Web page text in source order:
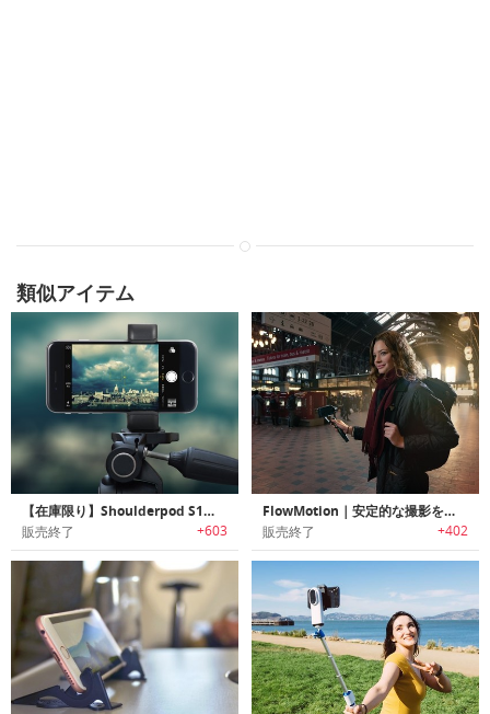
類似アイテム
【在庫限り】Shoulderpod S1｜プロフェッショナル用スマートフォングリップ「ショルダーポッドS1」
販売終了 +603
FlowMotion｜安定的な撮影を可能にするスマホ用スタビライザー「フローモーション」
販売終了 +402